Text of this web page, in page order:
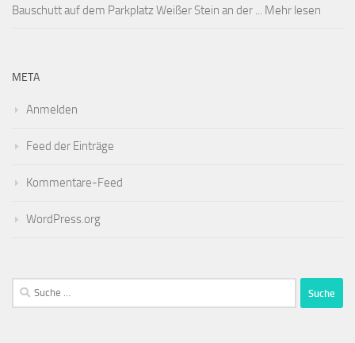
Bauschutt auf dem Parkplatz Weißer Stein an der ... Mehr lesen
META
Anmelden
Feed der Einträge
Kommentare-Feed
WordPress.org
Suche
nach: